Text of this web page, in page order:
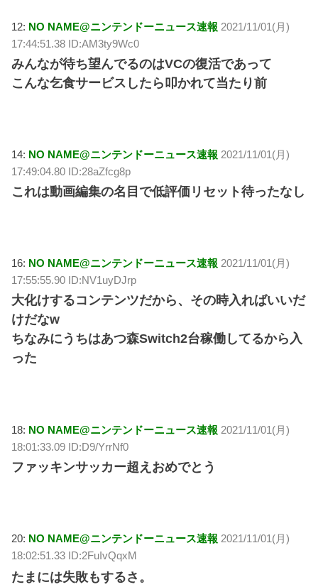
12: NO NAME@ニンテンドーニュース速報 2021/11/01(月)
17:44:51.38 ID:AM3ty9Wc0
みんなが待ち望んでるのはVCの復活であって
こんな乞食サービスしたら叩かれて当たり前
14: NO NAME@ニンテンドーニュース速報 2021/11/01(月)
17:49:04.80 ID:28aZfcg8p
これは動画編集の名目で低評価リセット待ったなし
16: NO NAME@ニンテンドーニュース速報 2021/11/01(月)
17:55:55.90 ID:NV1uyDJrp
大化けするコンテンツだから、その時入ればいいだ
けだなw
ちなみにうちはあつ森Switch2台稼働してるから入
った
18: NO NAME@ニンテンドーニュース速報 2021/11/01(月)
18:01:33.09 ID:D9/YrrNf0
ファッキンサッカー超えおめでとう
20: NO NAME@ニンテンドーニュース速報 2021/11/01(月)
18:02:51.33 ID:2FuIvQqxM
たまには失敗もするさ。